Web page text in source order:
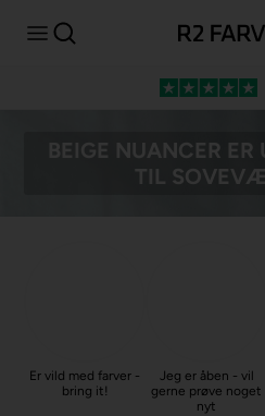
BEIGE NUANCER
TIL
Er vild med farver -
bring it!
Jeg er åben - vil
gerne prøve noget
nyt